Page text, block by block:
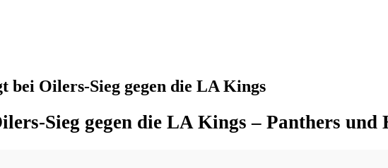
Oilers-Sieg gegen die LA Kings
Sieg gegen die LA Kings – Panthers